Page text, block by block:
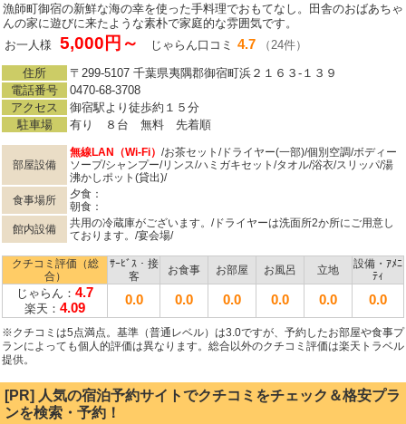
漁師町御宿の新鮮な海の幸を使った手料理でおもてなし。田舎のおばあちゃ
んの家に遊びに来たような素朴で家庭的な雰囲気です。
お一人様
5,000円～ じゃらん口コミ 4.7 （24件）
住所
〒299-5107 千葉県夷隅郡御宿町浜２１６３‐１３９
電話番号
0470-68-3708
アクセス
御宿駅より徒歩約１５分
駐車場
有り ８台 無料 先着順
部屋設備
無線LAN（Wi-Fi） /お茶セット/ドライヤー(一部)/個別空調/ボディー
ソープ/シャンプー/リンス/ハミガキセット/タオル/浴衣/スリッパ/湯
沸かしポット(貸出)/
食事場所
夕食：
朝食：
館内設備
共用の冷蔵庫がございます。/ドライヤーは洗面所2か所にご用意し
ております。/宴会場/
クチコミ評価（総
合）
ｻｰﾋﾞｽ・接
客
お食事 お部屋 お風呂 立地
設備・ｱﾒﾆ
ﾃｨ
じゃらん： 4.7
楽天： 4.09
0.0 0.0 0.0 0.0 0.0 0.0
※クチコミは5点満点。基準（普通レベル）は3.0ですが、予約したお部屋や食事プ
ランによっても個人的評価は異なります。総合以外のクチコミ評価は楽天トラベル
提供。
[PR] 人気の宿泊予約サイトでクチコミをチェック＆格安プラ
ンを検索・予約！